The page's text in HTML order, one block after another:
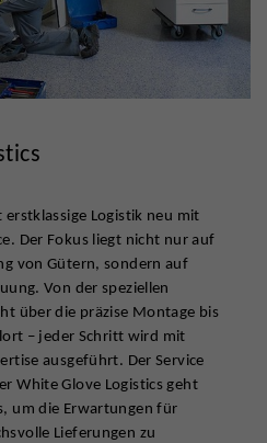
Logistik neu mit
Der Fokus liegt nicht nur auf
von Gütern, sondern auf
Von der speziellen
über die präzise Montage bis
– jeder Schritt wird mit
ausgeführt. Der Service
White Glove Logistics geht
um die Erwartungen für
Lieferungen zu